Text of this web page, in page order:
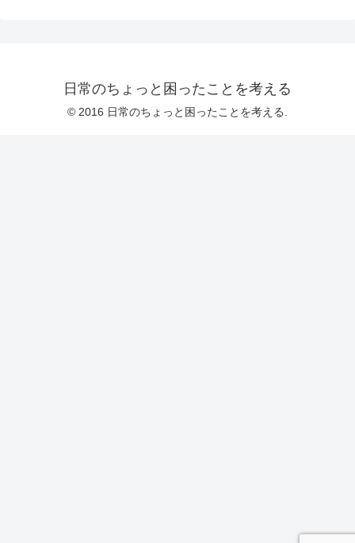
日常のちょっと困ったことを考える
© 2016 日常のちょっと困ったことを考える.